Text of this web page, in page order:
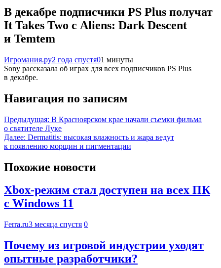
В декабре подписчики PS Plus получат
It Takes Two с Aliens: Dark Descent
и Temtem
Игромания.ру2 года спустя01 минуты
Sony рассказала об играх для всех подписчиков PS Plus
в декабре.
Навигация по записям
Предыдущая: В Красноярском крае начали съемки фильма
о святителе Луке
Далее: Dermatitis: высокая влажность и жара ведут
к появлению морщин и пигментации
Похожие новости
Xbox-режим стал доступен на всех ПК
с Windows 11
Ferra.ru3 месяца спустя 0
Почему из игровой индустрии уходят
опытные разработчики?